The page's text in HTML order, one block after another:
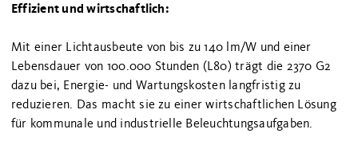
Effizient und wirtschaftlich:
Mit einer Lichtausbeute von bis zu 140 lm/W und einer
Lebensdauer von 100.000 Stunden (L80) trägt die 2370 G2
dazu bei, Energie- und Wartungskosten langfristig zu
reduzieren. Das macht sie zu einer wirtschaftlichen Lösung
für kommunale und industrielle Beleuchtungsaufgaben.